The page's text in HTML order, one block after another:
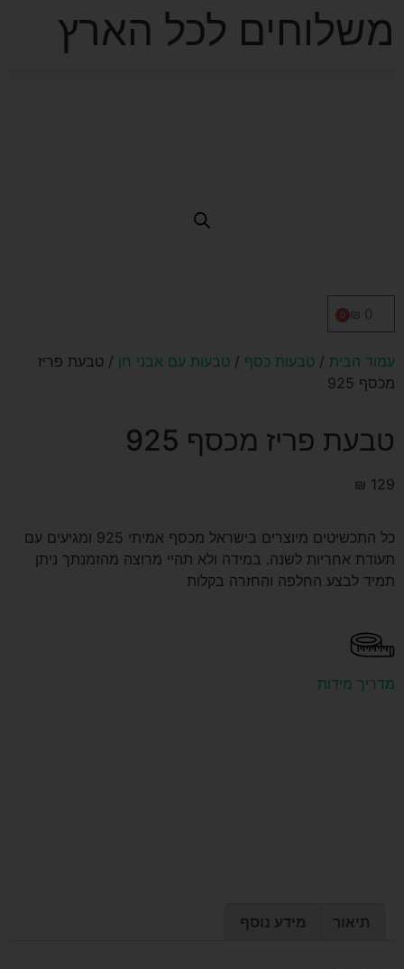
משלוחים לכל הארץ
₪ 0
0
עמוד הבית / טבעות כסף / טבעות עם אבני חן / טבעת פריז
מכסף 925
טבעת פריז מכסף 925
₪ 129
כל התכשיטים מיוצרים בישראל מכסף אמיתי 925 ומגיעים עם
תעודת אחריות לשנה. במידה ולא תהיי מרוצה מהזמנתך ניתן
תמיד לבצע החלפה והחזרה בקלות
מדריך מידות
תיאור מידע נוסף